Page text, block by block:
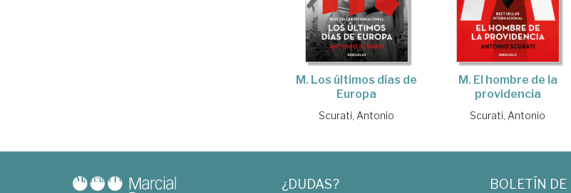
M. Los últimos días de
Europa
Scurati, Antonio
M. El hombre de la
providencia
Scurati, Antonio
¿DUDAS? BOLETÍN DE